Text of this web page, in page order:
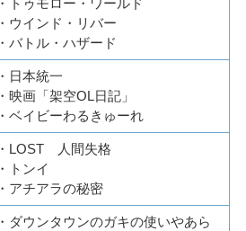
・トゥモロー・ワールド
・ウインド・リバー
・バトル・ハザード
・日本統一
・映画「架空OL日記」
・ベイビーわるきゅーれ
・LOST 人間失格
・トンイ
・アチアラの秘密
・ダウンタウンのガキの使いやあら